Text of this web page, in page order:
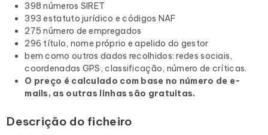
398 números SIRET
393 estatuto jurídico e códigos NAF
275 número de empregados
296 título, nome próprio e apelido do gestor
bem como outros dados recolhidos: redes sociais,
coordenadas GPS, classificação, número de críticas.
O preço é calculado com base no número de e-
mails, as outras linhas são gratuitas.
Descrição do ficheiro